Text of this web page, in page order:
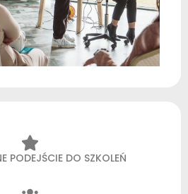
PODEJŚCIE DO SZKOLEŃ